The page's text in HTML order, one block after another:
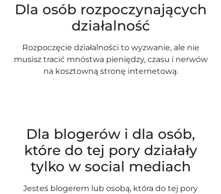
Dla osób rozpoczynających
działalność
Rozpoczęcie działalności to wyzwanie, ale nie
musisz tracić mnóstwa pieniędzy, czasu i nerwów
na kosztowną stronę internetową.
Dla blogerów i dla osób,
które do tej pory działały
tylko w social mediach
Jesteś blogerem lub osobą, która do tej pory